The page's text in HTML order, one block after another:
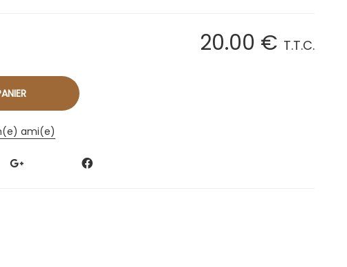
20.00 € T.T.C.
ami(e)